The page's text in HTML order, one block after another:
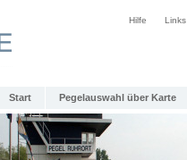
Hilfe Links
Start Pegelauswahl über Karte